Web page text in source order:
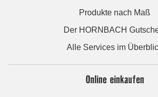
Produkte nach Maß
Der HORNBACH
Alle Services im
Online einkaufen